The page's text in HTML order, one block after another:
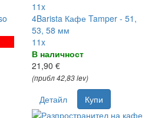
11x
4Barista Кафе Tamper - 51,
53, 58 мм
11x
В наличност
21,90 €
(прибл 42,83 lev)
Детайл Купи